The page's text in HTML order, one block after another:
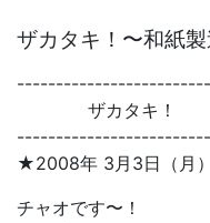
ザカタキ！〜和紙
ザカタキ！
★2008年 3月3日（月
チャオです〜！